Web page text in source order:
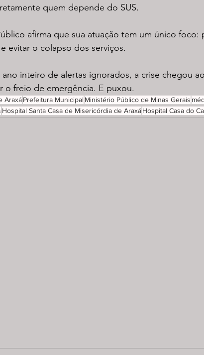
quem depende do SUS.
afirma que sua atuação tem um único
evitar o colapso dos serviços.
inteiro de alertas ignorados, a crise chegou
o freio de emergência. E puxou.
AraxáPrefeitura Municipal Ministério Público de Minas Gerais
Hospital Santa Casa de Misericórdia de AraxáHospital Casa do